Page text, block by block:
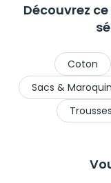
Découvrez
Coton
Sacs &